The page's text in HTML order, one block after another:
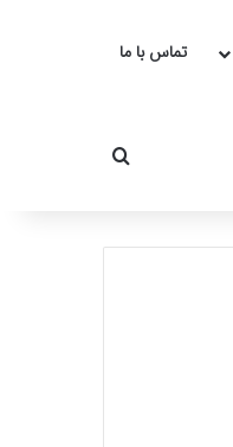
تماس با ما
جستجو برای